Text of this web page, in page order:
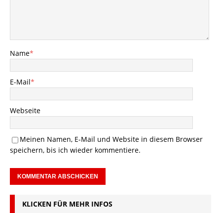
Name*
E-Mail*
Webseite
Meinen Namen, E-Mail und Website in diesem Browser
speichern, bis ich wieder kommentiere.
KLICKEN FÜR MEHR INFOS